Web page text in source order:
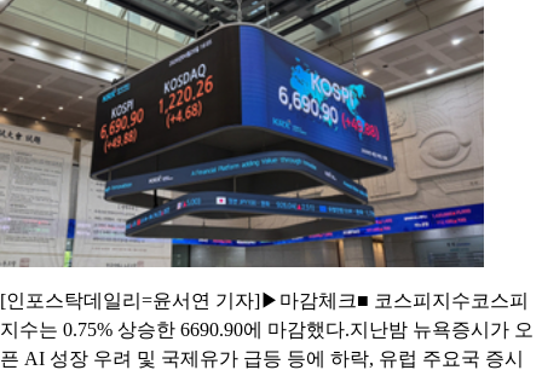
[인포스탁데일리=윤서연 기자]▶마감체크■ 코스피지수코스피
지수는 0.75% 상승한 6690.90에 마감했다.지난밤 뉴욕증시가 오
픈 AI 성장 우려 및 국제유가 급등 등에 하락, 유럽 주요국 증시